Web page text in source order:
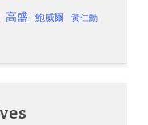
高盛 鮑威爾 黃仁勳